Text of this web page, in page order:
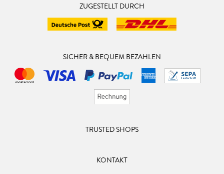
ZUGESTELLT DURCH
SICHER & BEQUEM BEZAHLEN
TRUSTED SHOPS
KONTAKT